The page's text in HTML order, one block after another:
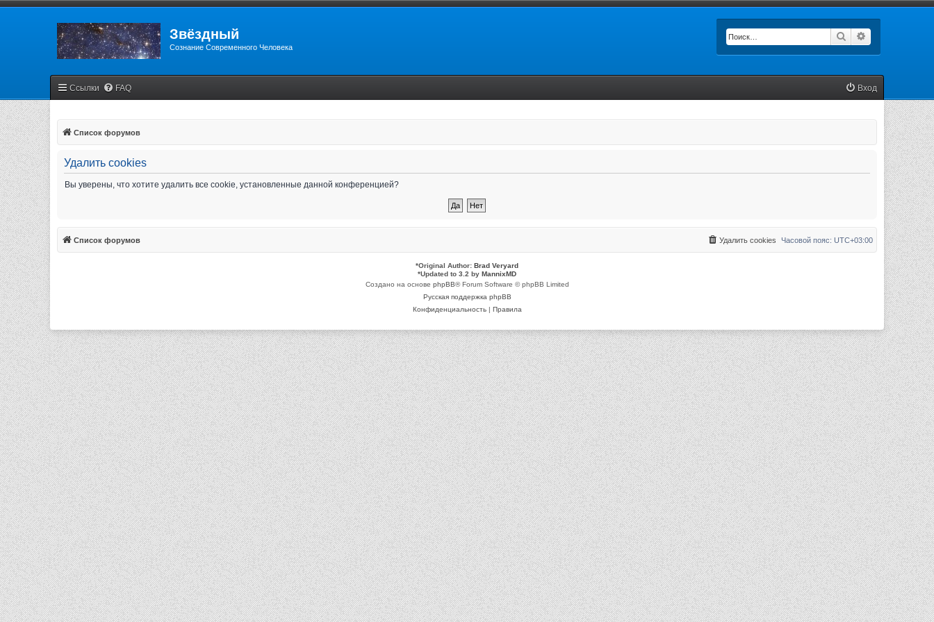
Звёздный
Сознание Современного Человека
Поиск
Ссылки FAQ Вход
Список форумов
Удалить cookies
Вы уверены, что хотите удалить все cookie, установленные данной конференцией?
Список форумов Часовой пояс: UTC+03:00
Удалить cookies
*Original Author: Brad Veryard
*Updated to 3.2 by MannixMD
Создано на основе phpBB® Forum Software © phpBB Limited
Русская поддержка phpBB
Конфиденциальность| Правила